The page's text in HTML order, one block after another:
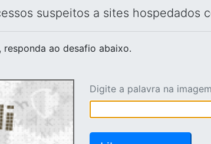
suspeitos a sites hospedados
, responda ao desafio abaixo.
Digite a palavra na